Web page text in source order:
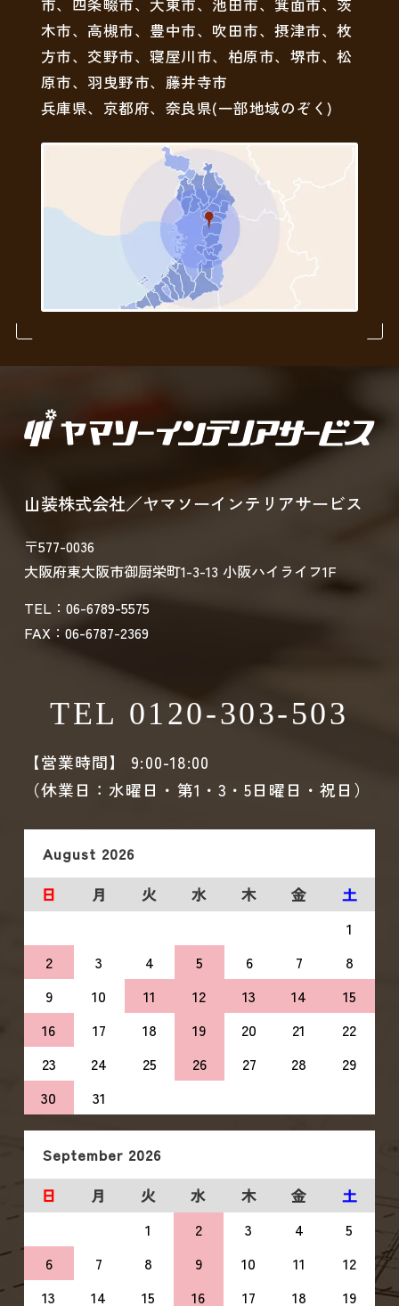
市、四条畷市、大東市、池田市、箕面市、茨
木市、高槻市、豊中市、吹田市、摂津市、枚
方市、交野市、寝屋川市、柏原市、堺市、松
原市、羽曳野市、藤井寺市
兵庫県、京都府、奈良県(一部地域のぞく)
山装株式会社／ヤマソーインテリアサービス
〒577-0036
大阪府東大阪市御厨栄町1-3-13 小阪ハイライフ1F
TEL：06-6789-5575
FAX：06-6787-2369
TEL 0120-303-503
【営業時間】 9:00-18:00
（休業日：水曜日・第1・3・5日曜日・祝日）
August 2026
日
月 火 水 木 金
土
1
2
3 4 5 6 7
8
9
10 11 12 13 14
15
16
17 18 19 20 21
22
23
24 25 26 27 28
29
30
31
September 2026
日
月 火 水 木 金
土
1
2 3 4
5
6
7 8 9 10 11
12
13
14 15 16 17 18 19